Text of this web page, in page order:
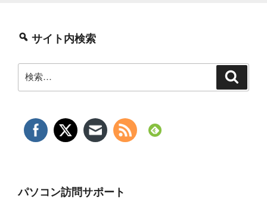
サイト内検索
索:
パソコン訪問サポート